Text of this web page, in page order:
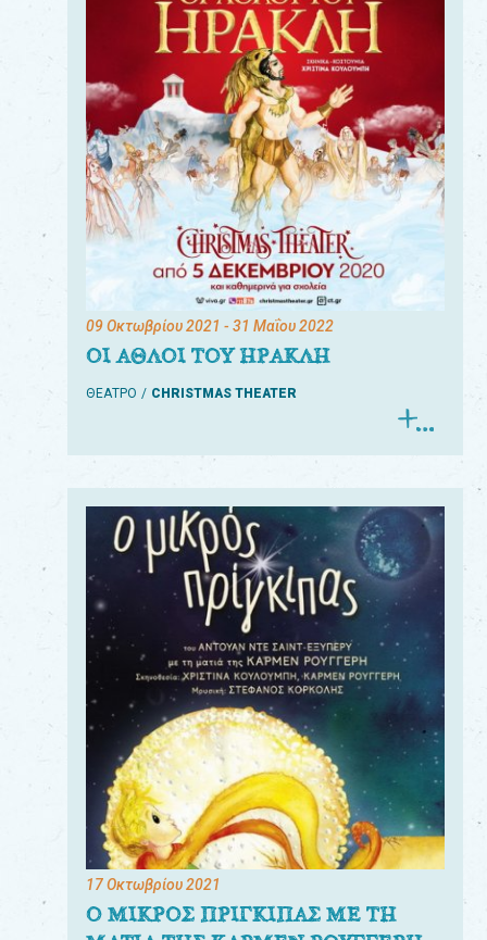
09 Οκτωβρίου 2021 - 31 Μαΐου 2022
ΟΙ ΑΘΛΟΙ ΤΟΥ ΗΡΑΚΛΗ
ΘΕΑΤΡΟ CHRISTMAS THEATER
17 Οκτωβρίου 2021
Ο ΜΙΚΡΟΣ ΠΡΙΓΚΙΠΑΣ ΜΕ ΤΗ